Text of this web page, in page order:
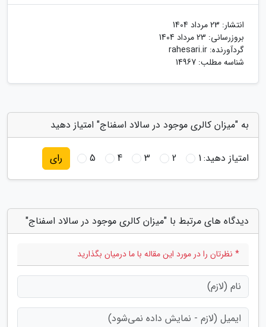
انتشار: 23 مرداد 1404
بروزرسانی: 23 مرداد 1404
گردآورنده: rahesari.ir
شناسه مطلب: 14967
به "میزان کالری موجود در سالاد اسفناج" امتیاز دهید
امتیاز دهید:1
2
3
4
5 رای
دیدگاه های مرتبط با "میزان کالری موجود در سالاد اسفناج"
* نظرتان را در مورد این مقاله با ما درمیان بگذارید